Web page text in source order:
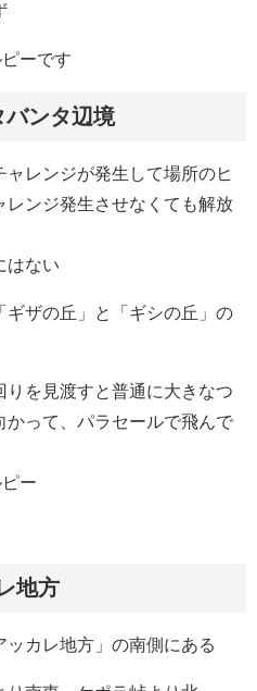
ーです
バンタ辺境
レンジが発生して場所のヒ
レンジ発生させなくても解放
はない
ギザの丘」と「ギシの丘」の
を見渡すと普通に大きなつ
って、パラセールで飛んで
ー
地方
カレ地方」の南側にある